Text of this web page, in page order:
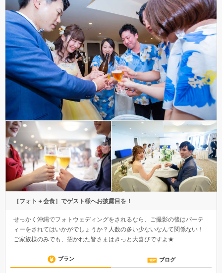
［フォト＋会食］でゲスト様へお披露目を！
せっかく沖縄でフォトウェディングをされるなら、ご撮影の後はパーテ
ィーをされてはいかがでしょうか？人数の多い少ないなんて関係ない！
ご家族様のみでも、招かれた皆さまはきっと大喜びですよ★
プラン ブログ